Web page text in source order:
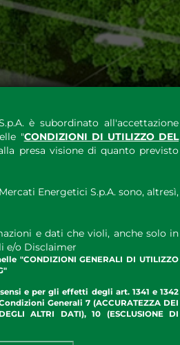
è subordinato all'accettazione
"CONDIZIONI DI UTILIZZO DEL
presa visione di quanto previsto
Energetici S.p.A. sono, altresì,
e dati che violi, anche solo in
e/o Disclaimer
"CONDIZIONI GENERALI DI UTILIZZO
e per gli effetti degli art. 1341 e 1342
Generali 7 (ACCURATEZZA DEI
ALTRI DATI), 10 (ESCLUSIONE DI